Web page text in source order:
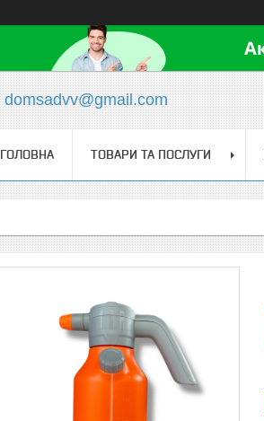
domsadvv@gmail.com
ГОЛОВНА ТОВАРИ ТА ПОСЛУГИ